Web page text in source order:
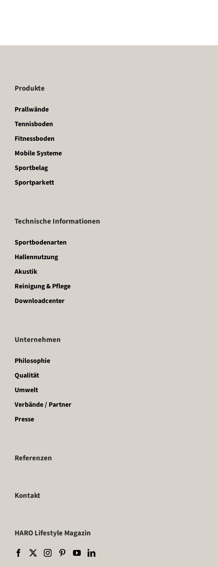
Produkte
Prallwände
Tennisboden
Fitnessboden
Mobile Systeme
Sportbelag
Sportparkett
Technische Informationen
Sportbodenarten
Hallennutzung
Akustik
Reinigung & Pflege
Downloadcenter
Unternehmen
Philosophie
Qualität
Umwelt
Verbände / Partner
Presse
Referenzen
Kontakt
HARO Lifestyle Magazin